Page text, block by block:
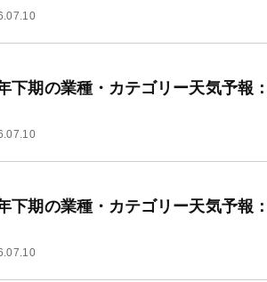
下期の業種・カテゴリー天気予
下期の業種・カテゴリー天気予報